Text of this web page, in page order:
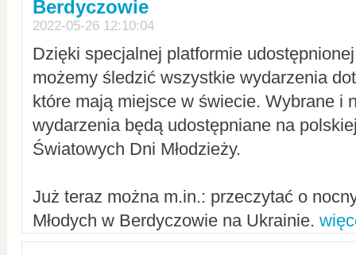
Berdyczowie
2022-05-26 12:10:04
Dzięki specjalnej platformie
możemy śledzić wszystkie wydarzenia
które mają miejsce w świecie. Wybrane i
wydarzenia będą udostępniane na
Światowych Dni Młodzieży.
Już teraz można m.in.: przeczytać o
Młodych w Berdyczowie na Ukrainie.